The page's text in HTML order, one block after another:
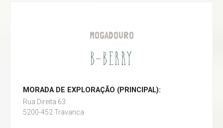
MOGADOURO
B-BERRY
MORADA DE EXPLORAÇÃO (PRINCIPAL):
Rua Direita 63
5200-452 Travanca